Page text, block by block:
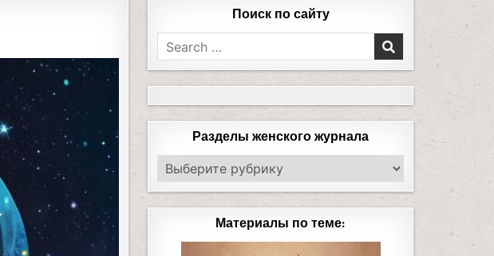
Поиск по сайту
Разделы женского журнала
Материалы по теме: